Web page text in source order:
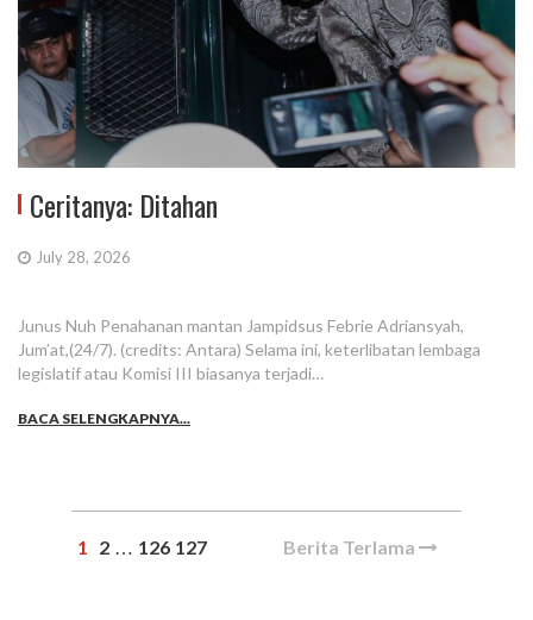
Ceritanya: Ditahan
July 28, 2026
Junus Nuh Penahanan mantan Jampidsus Febrie Adriansyah,
Jum’at,(24/7). (credits: Antara) Selama ini, keterlibatan lembaga
legislatif atau Komisi III biasanya terjadi…
BACA SELENGKAPNYA...
1 2 … 126 127 Berita Terlama